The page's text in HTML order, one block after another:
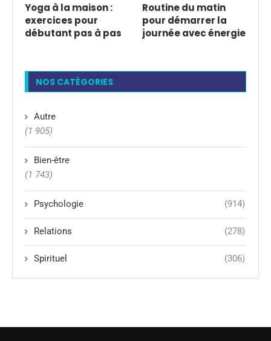
Yoga à la maison :
exercices pour
débutant pas à pas
Routine du matin
pour démarrer la
journée avec énergie
NOS CATÉGORIES
Autre
(1 905)
Bien-être
(1 743)
Psychologie (914)
Relations (278)
Spirituel (306)